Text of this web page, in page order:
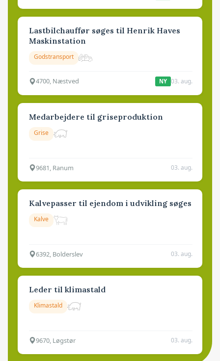
Lastbilchauffør søges til Henrik Haves
Maskinstation
Godstransport
4700, Næstved NY 03. aug.
Medarbejdere til griseproduktion
Grise
9681, Ranum 03. aug.
Kalvepasser til ejendom i udvikling søges
Kalve
6392, Bolderslev 03. aug.
Leder til klimastald
Klimastald
9670, Løgstør 03. aug.